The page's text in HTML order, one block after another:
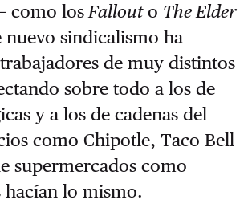
como losFallouto The Elder
nuevo sindicalismo ha
de muy distintos
sobre todo a los de
y a los de cadenas del
como Chipotle, Taco Bell
supermercados como
hacían lo mismo.